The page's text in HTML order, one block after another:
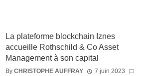
La plateforme blockchain Iznes
accueille Rothschild & Co Asset
Management à son capital
By CHRISTOPHE AUFFRAY
7 juin 2023